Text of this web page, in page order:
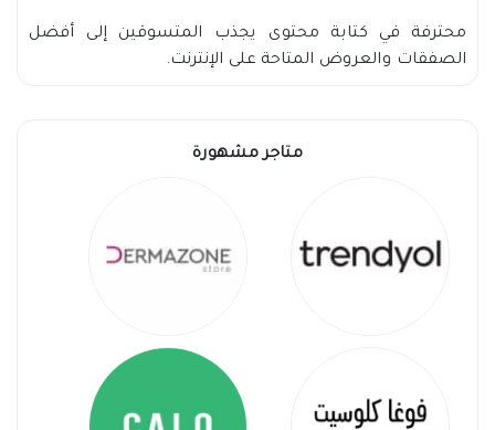
محترفة في كتابة محتوى يجذب المتسوقين إلى أفضل
الصفقات والعروض المتاحة على الإنترنت.
متاجر مشهورة